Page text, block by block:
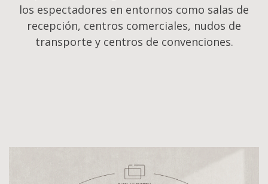
los espectadores en entornos como salas de
recepción, centros comerciales, nudos de
transporte y centros de convenciones.